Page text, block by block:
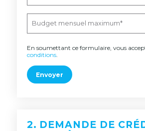
En soumettant ce formulaire, vous
conditions.
Envoyer
2. DEMANDE DE